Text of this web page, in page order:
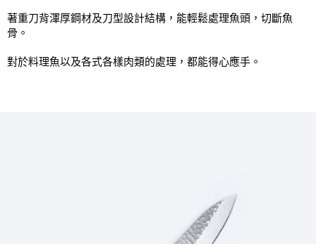
權轉讓予恩沛科技股份有限公司。
２．關於個人資料處理事宜，請瀏覽以下網址：
３．未成年的使用者請事先徵得法定代理人或監護人之同意方可使用
「AFTEE先享後付」，若未經同意申辦者引起之損失，本公司不負相關責
著重刀背渾厚鋼材及刀型設計結構，能輕鬆處理魚頭，切斷魚
骨。
對於料理魚以及各式各樣肉類的處理，都能得心應手。